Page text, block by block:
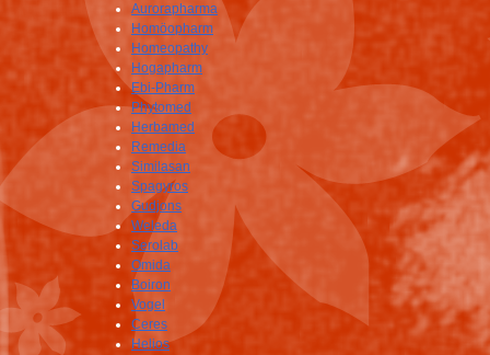
Aurorapharma
Homöopharm
Homeopathy
Hogapharm
Ebi-Pharm
Phytomed
Herbamed
Remedia
Similasan
Spagyros
Gudjons
Weleda
Serolab
Omida
Boiron
Vogel
Ceres
Helios